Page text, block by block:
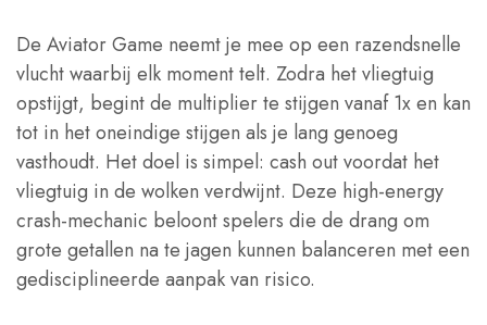
De Aviator Game neemt je mee op een razendsnelle
vlucht waarbij elk moment telt. Zodra het vliegtuig
opstijgt, begint de multiplier te stijgen vanaf 1x en kan
tot in het oneindige stijgen als je lang genoeg
vasthoudt. Het doel is simpel: cash out voordat het
vliegtuig in de wolken verdwijnt. Deze high-energy
crash-mechanic beloont spelers die de drang om
grote getallen na te jagen kunnen balanceren met een
gedisciplineerde aanpak van risico.